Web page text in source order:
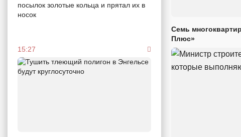
посылок золотые кольца и прятал их в
носок
15:27
Семь
Плюс»